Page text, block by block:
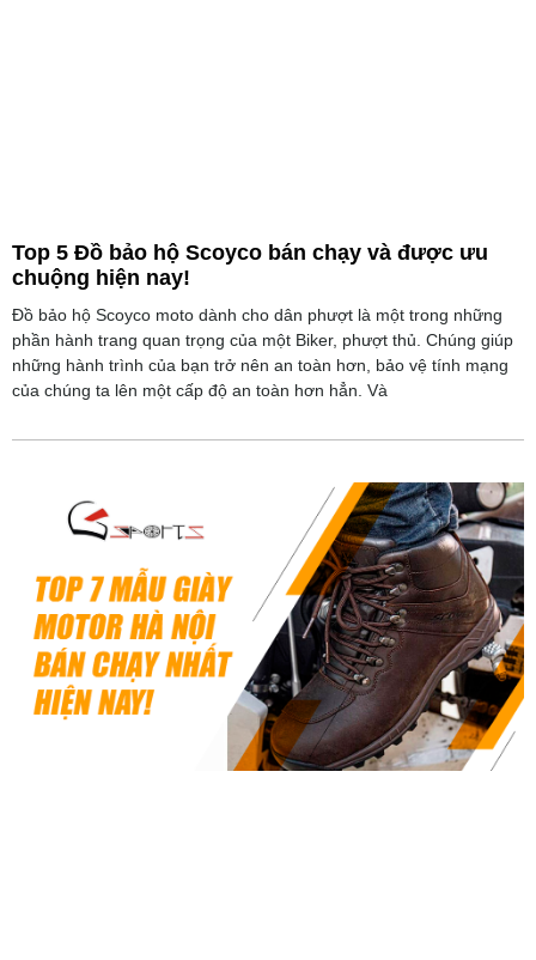
Top 5 Đồ bảo hộ Scoyco bán chạy và được ưu
chuộng hiện nay!
Đồ bảo hộ Scoyco moto dành cho dân phượt là một trong những
phần hành trang quan trọng của một Biker, phượt thủ. Chúng giúp
những hành trình của bạn trở nên an toàn hơn, bảo vệ tính mạng
của chúng ta lên một cấp độ an toàn hơn hẳn. Và